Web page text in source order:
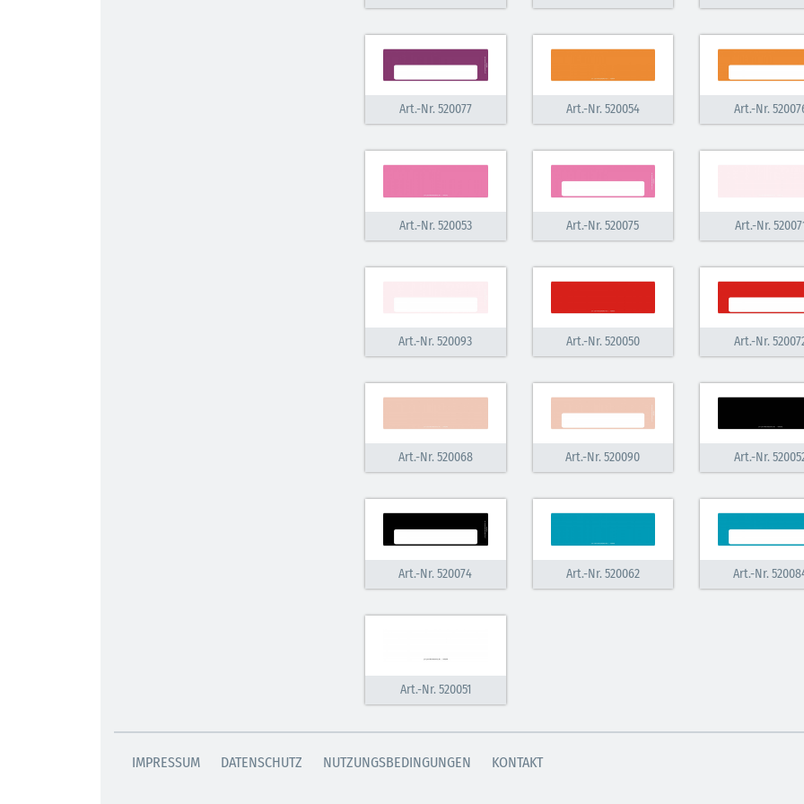
Art.-Nr. 520077 Art.-Nr. 520054 Art.-Nr.
Art.-Nr. 520053 Art.-Nr. 520075 Art.-Nr.
Art.-Nr. 520093 Art.-Nr. 520050 Art.-Nr.
Art.-Nr. 520068 Art.-Nr. 520090 Art.-Nr.
Art.-Nr. 520074 Art.-Nr. 520062 Art.-Nr.
Art.-Nr. 520051
Berufsleben bei
Diagramm Halbach
direkter
IMPRESSUM DATENSCHUTZ NUTZUNGSBEDINGUNGEN KONTAKT